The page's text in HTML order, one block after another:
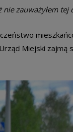
zauważyłem tej
Miejski zajmą